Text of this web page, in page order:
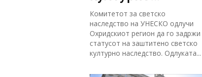
наследство
Комитетот за светско
наследство на УНЕСКО одлучи
Охридскиот регион да го задржи
статусот на заштитено светско
културно наследство. Одлуката...